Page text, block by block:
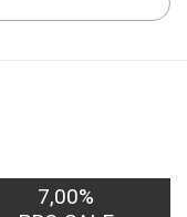
7,00%